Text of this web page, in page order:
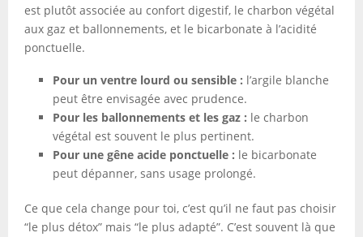
est plutôt associée au confort digestif, le charbon végétal
aux gaz et ballonnements, et le bicarbonate à l’acidité
ponctuelle.
Pour un ventre lourd ou sensible : l’argile blanche
peut être envisagée avec prudence.
Pour les ballonnements et les gaz : le charbon
végétal est souvent le plus pertinent.
Pour une gêne acide ponctuelle : le bicarbonate
peut dépanner, sans usage prolongé.
Ce que cela change pour toi, c’est qu’il ne faut pas choisir
“le plus détox” mais “le plus adapté”. C’est souvent là que